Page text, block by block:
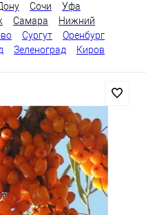
Сочи
Уфа
Самара
Нижний
Сургут
Оренбург
Зеленоград
Киров